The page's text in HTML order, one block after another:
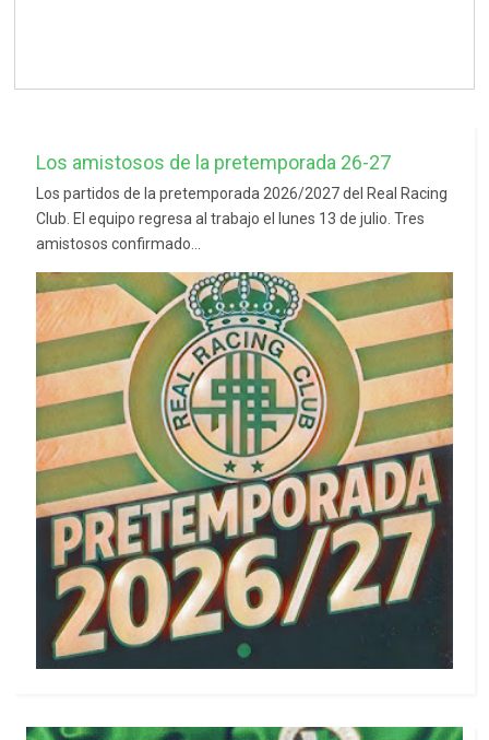
Los amistosos de la pretemporada 26-27
Los partidos de la pretemporada 2026/2027 del Real Racing
Club. El equipo regresa al trabajo el lunes 13 de julio. Tres
amistosos confirmado...